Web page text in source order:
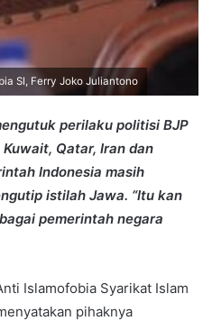
SI, Ferry Joko Juliantono
perilaku politisi BJP
Qatar, Iran dan
Indonesia masih
istilah Jawa. “Itu kan
pemerintah negara
Islamofobia Syarikat Islam
pihaknya